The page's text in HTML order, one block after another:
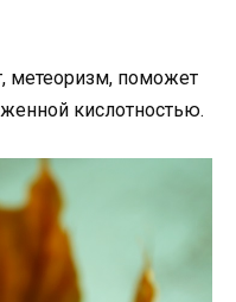
метеоризм, поможет
кислотностью.